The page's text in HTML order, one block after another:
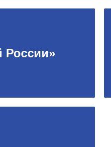
России»